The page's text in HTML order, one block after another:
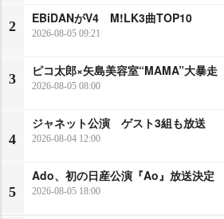
2
EBiDANがV4 M!LK3曲TOP10
2026-08-05 09:21
3
ピコ太郎×矢島美容室“MAMA”大暴走
2026-08-05 08:00
4
ジャネット公演 ゲスト3組も放送
2026-08-04 12:00
5
Ado、初の日産公演『Ao』放送決定
2026-08-05 18:00